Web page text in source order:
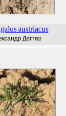
austriacus
Дегтяр